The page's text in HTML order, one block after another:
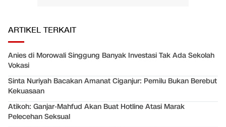
ARTIKEL TERKAIT
Anies di Morowali Singgung Banyak Investasi Tak Ada Sekolah
Vokasi
Sinta Nuriyah Bacakan Amanat Ciganjur: Pemilu Bukan Berebut
Kekuasaan
Atikoh: Ganjar-Mahfud Akan Buat Hotline Atasi Marak
Pelecehan Seksual